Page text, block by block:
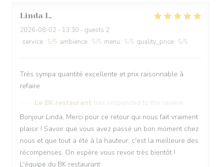
Linda L
2026-08-02 - 13:30 - guests 2
service : 5/5 ambience : 5/5 menu : 5/5 quality_price : 5/5
Très sympa quantité excellente et prix raisonnable à
refaire
Le BK restaurant has responded to the review
Bonjour Linda, Merci pour ce retour qui nous fait vraiment
plaisir ! Savoir que vous avez passé un bon moment chez
nous et que tout a été à la hauteur, c'est la meilleure des
récompenses. On espère vous revoir très bientôt !
L'équipe du BK restaurant